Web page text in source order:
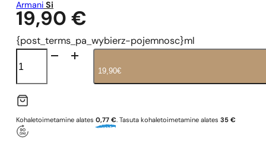
Armani Si
19,90€
{post_terms_pa_wybierz-pojemnosc}ml
N°
242
kogus
19,90€
Kohaletoimetamine alates0,77 €. Tasuta kohaletoimetamine alates35 €